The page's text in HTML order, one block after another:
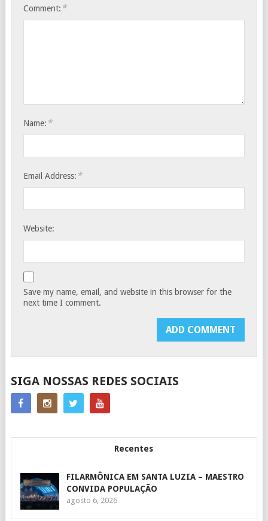
Comment: *
Name: *
Email Address: *
Website:
Save my name, email, and website in this browser for the
next time I comment.
SIGA NOSSAS REDES SOCIAIS
Recentes
FILARMÔNICA EM SANTA LUZIA – MAESTRO
CONVIDA POPULAÇÃO
agosto 6, 2026